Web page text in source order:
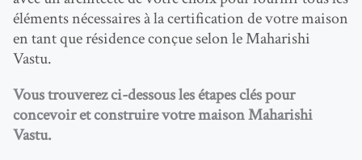
éléments nécessaires à la certification de votre maison
en tant que résidence conçue selon le Maharishi
Vastu.
Vous trouverez ci-dessous les étapes clés pour
concevoir et construire votre maison Maharishi
Vastu.